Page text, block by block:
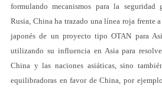
formulando mecanismos para la seguridad
Rusia, China ha trazado una línea roja frente
japonés de un proyecto tipo OTAN para
utilizando su influencia en Asia para
China y las naciones asiáticas, sino
equilibradoras en favor de China, por